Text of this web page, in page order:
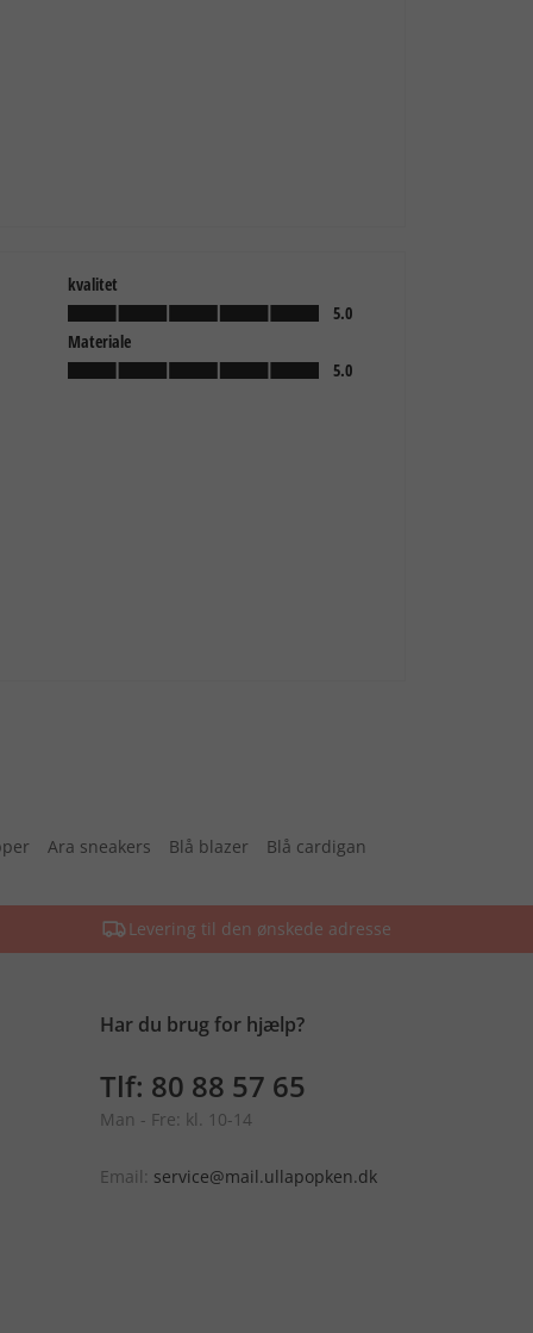
Ara sneakers Blå blazer Blå cardigan
Levering til den ønskede adresse
Har du brug for hjælp?
Tlf: 80 88 57 65
Man - Fre: kl. 10-14
Email: service@mail.ullapopken.dk